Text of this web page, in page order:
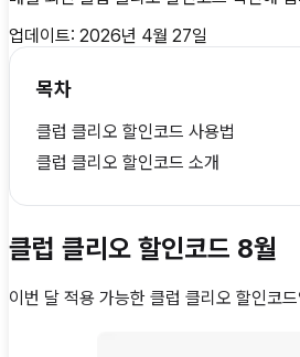
업데이트: 2026년 4월 27일
목차
클럽 클리오 할인코드 사용법
클럽 클리오 할인코드 소개
클럽 클리오 할인코드 8월
이번 달 적용 가능한 클럽 클리오 할인코드